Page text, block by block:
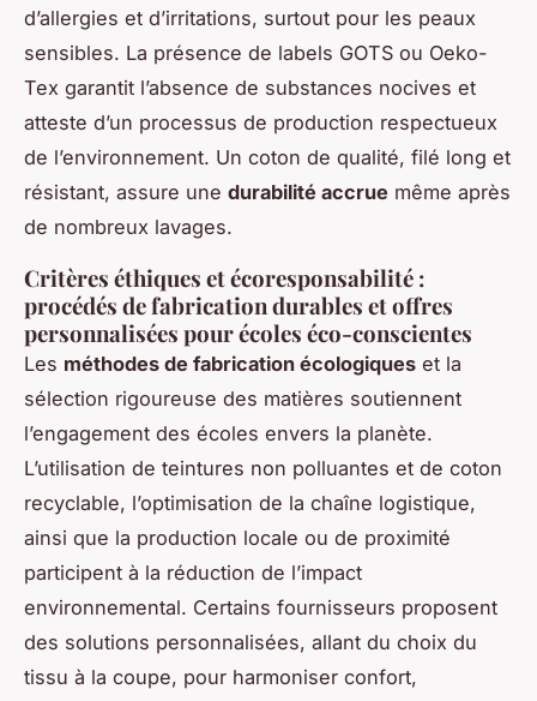
d’allergies et d’irritations, surtout pour les peaux
sensibles. La présence de labels GOTS ou Oeko-
Tex garantit l’absence de substances nocives et
atteste d’un processus de production respectueux
de l’environnement. Un coton de qualité, filé long et
résistant, assure une durabilité accrue même après
de nombreux lavages.
Critères éthiques et écoresponsabilité :
procédés de fabrication durables et offres
personnalisées pour écoles éco-conscientes
Les méthodes de fabrication écologiques et la
sélection rigoureuse des matières soutiennent
l’engagement des écoles envers la planète.
L’utilisation de teintures non polluantes et de coton
recyclable, l’optimisation de la chaîne logistique,
ainsi que la production locale ou de proximité
participent à la réduction de l’impact
environnemental. Certains fournisseurs proposent
des solutions personnalisées, allant du choix du
tissu à la coupe, pour harmoniser confort,